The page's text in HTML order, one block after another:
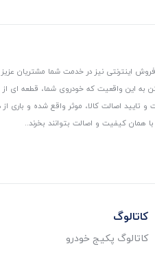
اینترنتی نیز در خدمت شما مشتریان
به این واقعیت که خودروی شما، قطعه ای
تایید اصالت کالا، موثر واقع شده و
همان کیفیت و اصالت بتوانند بخرند..
کاتالوگ
کاتالوگ پکیج خودرو